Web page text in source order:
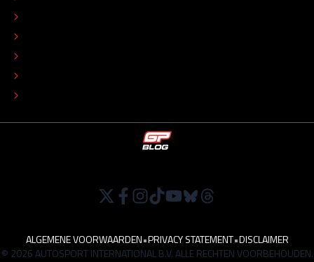
ALGEMENE VOORWAARDEN•PRIVACY STATEMENT•DISCLAIMER
© 2026 AUTOSPORT INTERNATIONAL B.V. ALLE RECHTEN VOORBEHOUDEN.